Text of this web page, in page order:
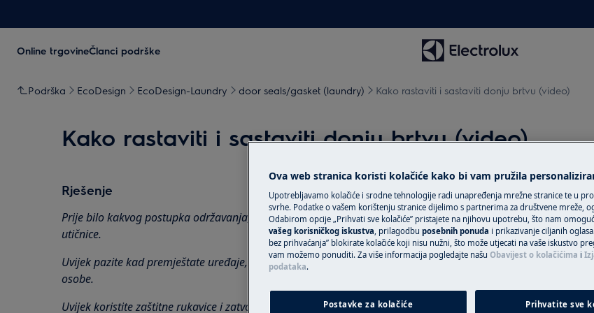
Online trgovineČlanci podrške
Podrška EcoDesign EcoDesign-Laundry door seals/gasket (laundry) Kako rastaviti i sastaviti donju brtvu (video)
Kako rastaviti i sastaviti donju brtvu (video)
Rješenje
Prije bilo kakvog postupka održavanja, isključite uređaj i odspojite mrežni utikač iz
utičnice.
Uvijek pazite kad premještate uređaje, za teške uređaje potrebno je da ih premjeste dvije
osobe.
Uvijek koristite zaštitne rukavice i zatvorenu obuću.
Ova web stranica koristi kolačiće kako bi vam pružila
Upotrebljavamo kolačiće i srodne tehnologije radi unapređenja mrežne stranice te u
svrhe. Podatke o vašem korištenju stranice dijelimo s partnerima za društvene mreže,
Odabirom opcije „Prihvati sve kolačiće” pristajete na njihovu upotrebu, što nam
vašeg korisničkog iskustva , prilagodbu posebnih ponuda i prikazivanje ciljanih
bez prihvaćanja” blokirate kolačiće koji nisu nužni, što može utjecati na vaše iskustvo
vam možemo ponuditi. Za više informacija pogledajte našu Obavijest o kolačićima i
podataka.
Postavke za kolačiće Prihvatite sve